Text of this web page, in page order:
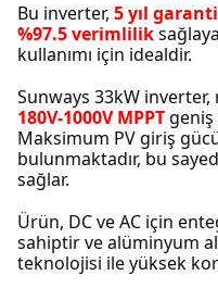
Bu inverter, 5 yıl garanti
%97.5 verimlilik
kullanımı için idealdir.
Sunways 33kW
180V-1000V MPPT geniş
Maksimum PV giriş
bulunmaktadır, bu
sağlar.
Ürün, DC ve AC için
sahiptir ve alüminyum
teknolojisi ile yüksek